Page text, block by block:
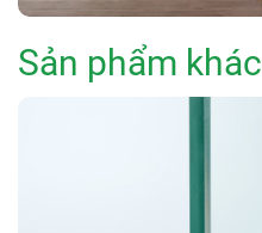
Sản phẩm khác